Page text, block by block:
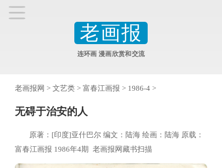
老画报
连环画 漫画欣赏和交流
老画报网 > 文艺类 > 富春江画报 > 1986-4 >
无碍于治安的人
原著：[印度]亚什巴尔 编文：陆海 绘画：陆海 原载：
富春江画报 1986年4期 老画报网藏书扫描